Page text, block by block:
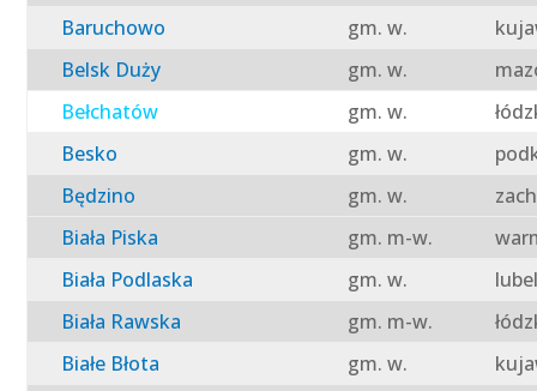
Baruchowo
gm. w.
Belsk Duży
gm. w.
Bełchatów
gm. w.
Besko
gm. w.
Będzino
gm. w.
Biała Piska
gm. m-w.
Biała Podlaska
gm. w.
Biała Rawska
gm. m-w.
Białe Błota
gm. w.